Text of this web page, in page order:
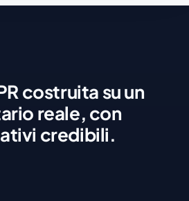
costruita su un
reale, con
credibili.